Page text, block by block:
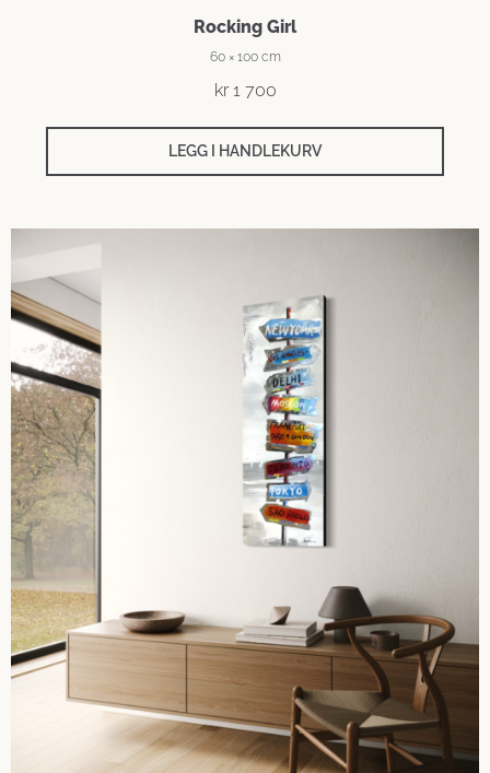
Rocking Girl
60 × 100 cm
kr1 700
LEGG I HANDLEKURV